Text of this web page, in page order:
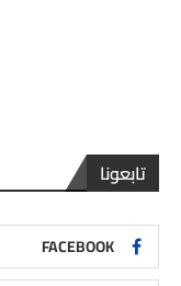
تابعونا
FACEBOOK